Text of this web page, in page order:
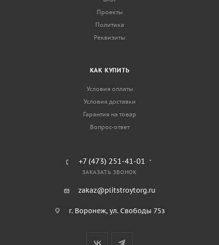
Проекты
Политика
Реквизиты
КАК КУПИТЬ
Условия оплаты
Условия доставки
Гарантия на товар
Вопрос-ответ
+7 (473) 251-41-01
ЗАКАЗАТЬ ЗВОНОК
zakaz@plitstroytorg.ru
г. Воронеж, ул. Свободы 75з